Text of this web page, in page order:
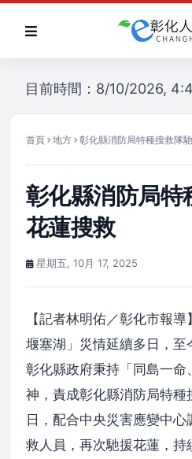
目前時間：8/10/2026,
首頁 地方 彰化縣消防局特種搜救隊
彰化縣消防局特
花蓮搜救
星期五, 10月 17, 2025
【記者林明佑／彰化市報
堰塞湖」災情延續多日，至
彰化縣政府秉持「同島一
神，責成彰化縣消防局特種
日，配合中央災害應變中
救人員，再次馳援花蓮，持